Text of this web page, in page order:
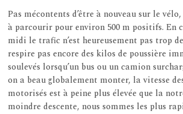
Pas mécontents d’être à nouveau sur le
à parcourir pour environ 500 m positifs. En
midi le trafic n’est heureusement pas trop
respire pas encore des kilos de poussière
soulevés lorsqu’un bus ou un camion
on a beau globalement monter, la vitesse
motorisés est à peine plus élevée que la
moindre descente, nous sommes les plus